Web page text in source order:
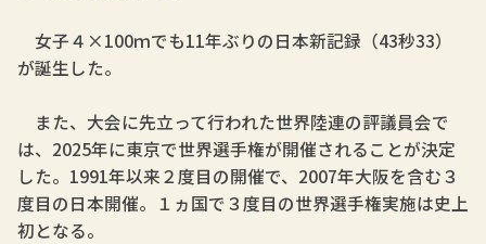
女子４×100ｍでも11年ぶりの日本新記録（43秒33）
が誕生した。
また、大会に先立って行われた世界陸連の評議員会で
は、2025年に東京で世界選手権が開催されることが決定
した。1991年以来２度目の開催で、2007年大阪を含む３
度目の日本開催。１ヵ国で３度目の世界選手権実施は史上
初となる。